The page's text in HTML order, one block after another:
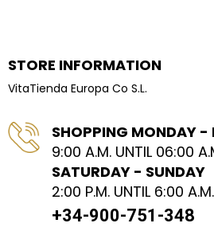
STORE INFORMATION
VitaTienda Europa Co S.L.
SHOPPING MONDAY -
9:00 A.M. UNTIL 06:00
SATURDAY - SUNDAY
2:00 P.M. UNTIL 6:00 A.M.
+34-900-751-348